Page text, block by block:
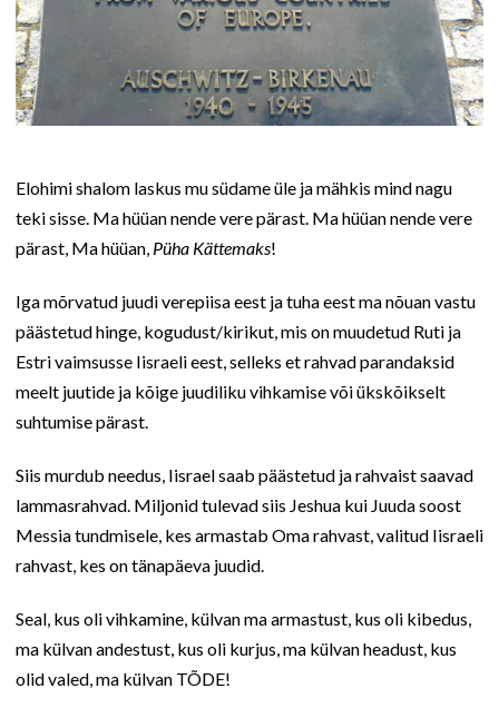
Elohimi shalom laskus mu südame üle ja mähkis mind nagu
teki sisse. Ma hüüan nende vere pärast. Ma hüüan nende vere
pärast, Ma hüüan, Püha Kättemaks!
Iga mõrvatud juudi verepiisa eest ja tuha eest ma nõuan vastu
päästetud hinge, kogudust/kirikut, mis on muudetud Ruti ja
Estri vaimsusse Iisraeli eest, selleks et rahvad parandaksid
meelt juutide ja kõige juudiliku vihkamise või ükskõikselt
suhtumise pärast.
Siis murdub needus, Iisrael saab päästetud ja rahvaist saavad
lammasrahvad. Miljonid tulevad siis Jeshua kui Juuda soost
Messia tundmisele, kes armastab Oma rahvast, valitud Iisraeli
rahvast, kes on tänapäeva juudid.
Seal, kus oli vihkamine, külvan ma armastust, kus oli kibedus,
ma külvan andestust, kus oli kurjus, ma külvan headust, kus
olid valed, ma külvan TÕDE!